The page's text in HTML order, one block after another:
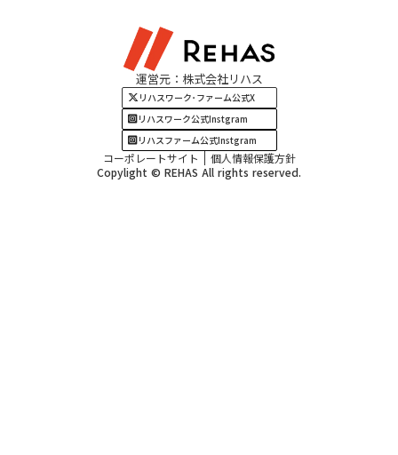
四国・九州エリア運営元：株式会社リハス
リハスワーク･ファーム公式X
リハスワーク公式Instgram
リハスファーム公式Instgram
コーポレートサイト
個人情報保護方針
Copylight © REHAS All rights reserved.